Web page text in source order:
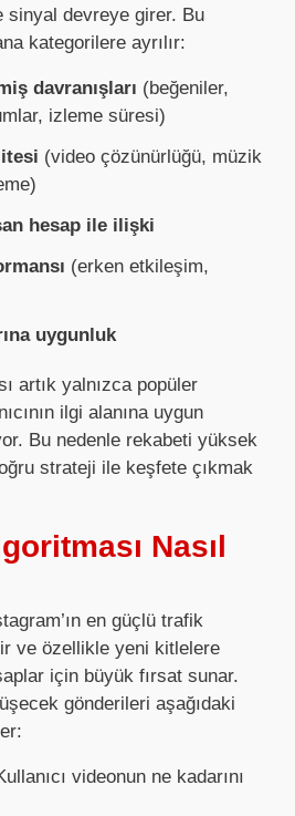
sinyal devreye girer. Bu
kategorilere ayrılır:
davranışları (beğeniler,
izleme süresi)
(video çözünürlüğü, müzik
hesap ile ilişki
(erken etkileşim,
uygunluk
artık yalnızca popüler
ilgi alanına uygun
Bu nedenle rekabeti yüksek
strateji ile keşfete çıkmak
Nasıl
en güçlü trafik
ve özellikle yeni kitlelere
için büyük fırsat sunar.
gönderileri aşağıdaki
videonun ne kadarını